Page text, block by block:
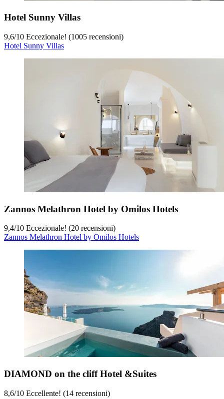
Hotel Sunny Villas
9,6/10 Eccezionale! (1005 recensioni)
Hotel Sunny Villas
Zannos Melathron Hotel by Omilos Hotels
9,4/10 Eccezionale! (20 recensioni)
Zannos Melathron Hotel by Omilos Hotels
DIAMOND on the cliff Hotel &Suites
8,6/10 Eccellente! (14 recensioni)